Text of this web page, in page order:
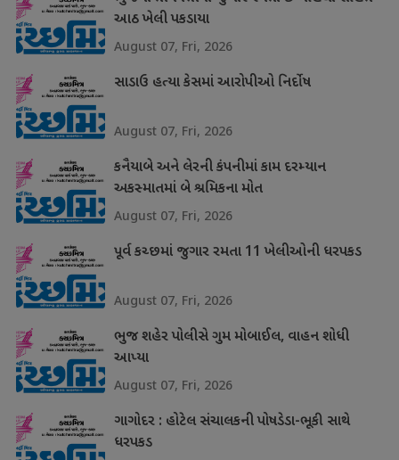
આઠ ખેલી પકડાયા
August 07, Fri, 2026
સાડાઉ હત્યા કેસમાં આરોપીઓ નિર્દોષ
August 07, Fri, 2026
કનૈયાબે અને લેરની કંપનીમાં કામ દરમ્યાન
અકસ્માતમાં બે શ્રમિકના મોત
August 07, Fri, 2026
પૂર્વ કચ્છમાં જુગાર રમતા 11 ખેલીઓની ધરપકડ
August 07, Fri, 2026
ભુજ શહેર પોલીસે ગુમ મોબાઈલ, વાહન શોધી
આપ્યા
August 07, Fri, 2026
ગાગોદર : હોટેલ સંચાલકની પોષડેડા-ભૂકી સાથે
ધરપકડ